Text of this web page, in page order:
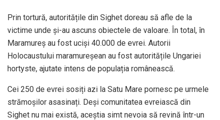
Prin tortură, autoritățile din Sighet doreau să afle de la
victime unde și-au ascuns obiectele de valoare. În total, în
Maramureș au fost uciși 40.000 de evrei. Autorii
Holocaustului maramureșean au fost autoritățile Ungariei
hortyste, ajutate intens de populația românească.
Cei 250 de evrei sosiți azi la Satu Mare pornesc pe urmele
strămoșilor asasinați. Deși comunitatea evreiască din
Sighet nu mai există, aceștia simt nevoia să revină într-un